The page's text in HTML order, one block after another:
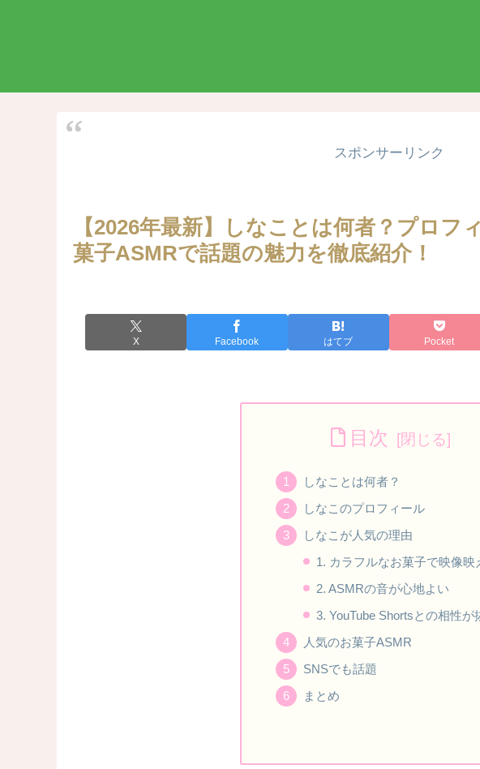
スポンサーリンク
【2026年最新】しなことは何者？プロフ
菓子ASMRで話題の魅力を徹底紹介！
X Facebook はてブ Pocket
目次
しなことは何者？
しなこのプロフィール
しなこが人気の理由
1. カラフルなお菓子で映像映
2. ASMRの音が心地よい
3. YouTube Shortsとの相性が
人気のお菓子ASMR
SNSでも話題
まとめ